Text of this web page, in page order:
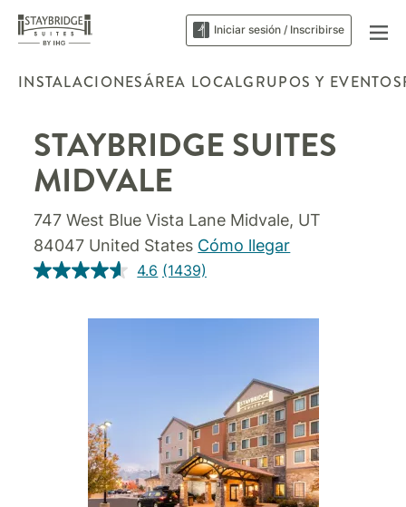
Iniciar sesión / Inscribirse
INSTALACIONESÁREA LOCALGRUPOS Y EVENTOS
STAYBRIDGE SUITES
MIDVALE
747 West Blue Vista Lane Midvale, UT
84047 United States Cómo llegar
4.6 (1439)